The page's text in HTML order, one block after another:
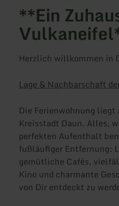
**Ein
Herzlich willkommen in
Lage & Nachbarschaft
Die Ferienwohnung liegt
Kreisstadt Daun. Alles,
perfekten Aufenthalt
fußläufiger Entfernung:
gemütliche Cafés,
Kino und charmante
von Dir entdeckt zu